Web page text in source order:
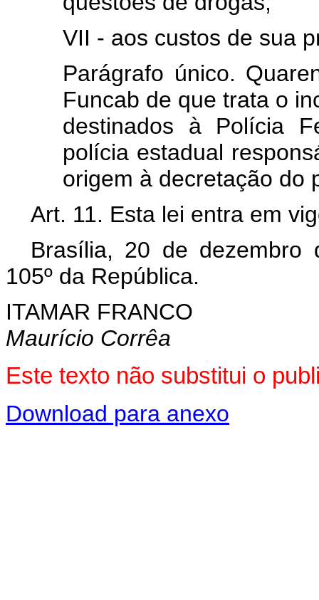
VII - aos custos de sua
Parágrafo único.
Funcab de que trata o
destinados à Polícia
polícia estadual
origem à decretação do
Art. 11. Esta lei entra em
Brasília, 20 de dezembro
105º da República.
ITAMAR FRANCO
Maurício Corrêa
Este texto não substitui o
Download para anexo